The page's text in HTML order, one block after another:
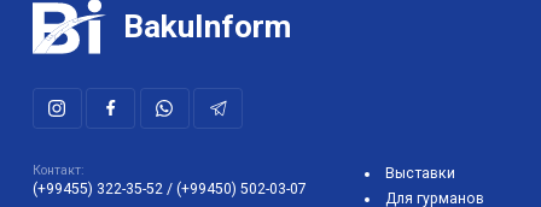
BakuInform
Контакт:
(+99455) 322-35-52 / (+99450) 502-03-07
Выставки
Для гурманов